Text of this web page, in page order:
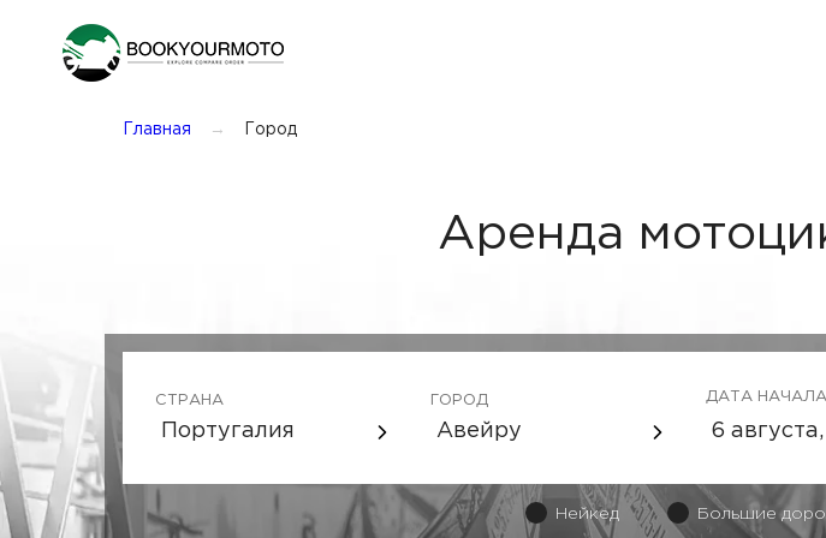
Главная Город
Аренда
СТРАНА
Португалия
ГОРОД
Авейру
ДАТА НАЧАЛА
Нейкед Большие